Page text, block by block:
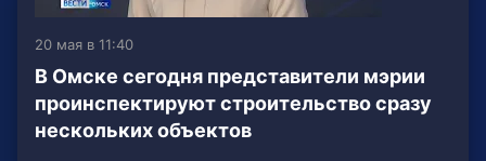
20 мая в 11:40
В Омске сегодня представители мэрии
проинспектируют строительство сразу
нескольких объектов